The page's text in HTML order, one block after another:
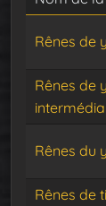
Rênes de
Rênes de
Rênes du
Rênes de